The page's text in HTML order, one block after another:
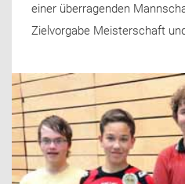
einer überragenden
Zielvorgabe Meisterschaft